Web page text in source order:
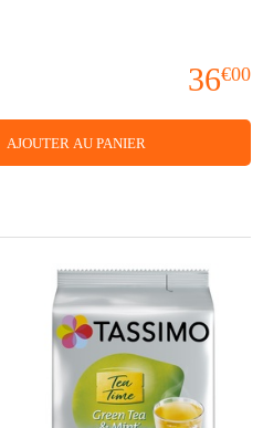
36€00
AJOUTER AU PANIER